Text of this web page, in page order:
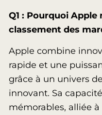
Q1 : Pourquoi
classement des
Apple combine
rapide et une
grâce à un univers
innovant. Sa
mémorables, alliée